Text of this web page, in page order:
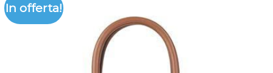
In offerta!